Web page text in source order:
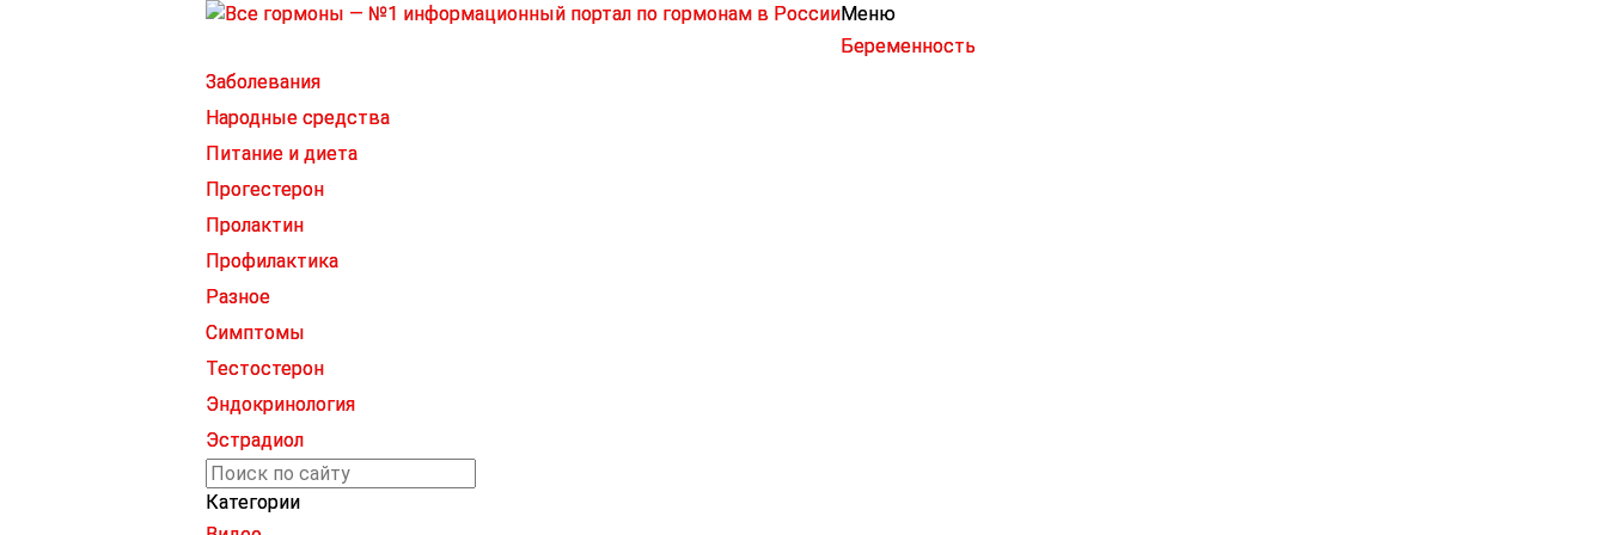
Меню
Беременность
Заболевания
Народные средства
Питание и диета
Прогестерон
Пролактин
Профилактика
Разное
Симптомы
Тестостерон
Эндокринология
Эстрадиол
Категории